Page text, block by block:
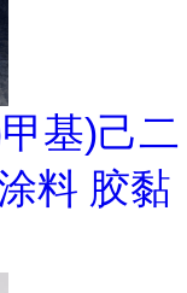
基)己二
料 胶黏